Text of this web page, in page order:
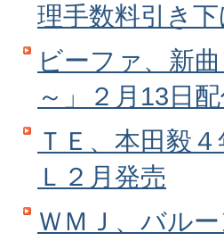
理手数料引き
ビーファ、新
～」２月13日
ＴＥ、本田毅
Ｌ２月発売
ＷＭＪ、バルー